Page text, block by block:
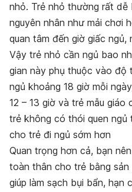
nhỏ. Trẻ nhỏ thường rất dễ
nguyên nhân như mải chơi
quan tâm đến giờ giấc ngủ,
Vậy trẻ nhỏ cần ngủ bao
gian này phụ thuộc vào độ
ngủ khoảng 18 giờ mỗi
12 – 13 giờ và trẻ mẫu giáo
trẻ không có thói quen
cho trẻ đi ngủ sớm hơn
Quan trọng hơn cả, bạn
toàn thân cho trẻ bằng sản
giúp làm sạch bụi bẩn, hạn